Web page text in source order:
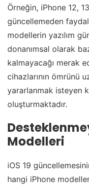
Örneğin, iPhone 12,
güncellemeden
modellerin yazılım
donanımsal olarak
kalmayacağı merak
cihazlarının ömrünü
yararlanmak isteyen
oluşturmaktadır.
Modelleri
iOS 19
hangi iPhone